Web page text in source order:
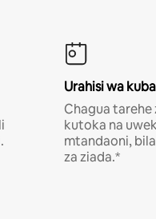
Urahisi wa
Chagua tarehe
kutoka na
mtandaoni,
za ziada.*